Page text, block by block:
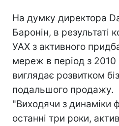
На думку директора
Баронін, в результаті
УАХ з активного
мереж в період з 2010
виглядає розвитком
подальшого продажу.
"Виходячи з динаміки
останні три роки,